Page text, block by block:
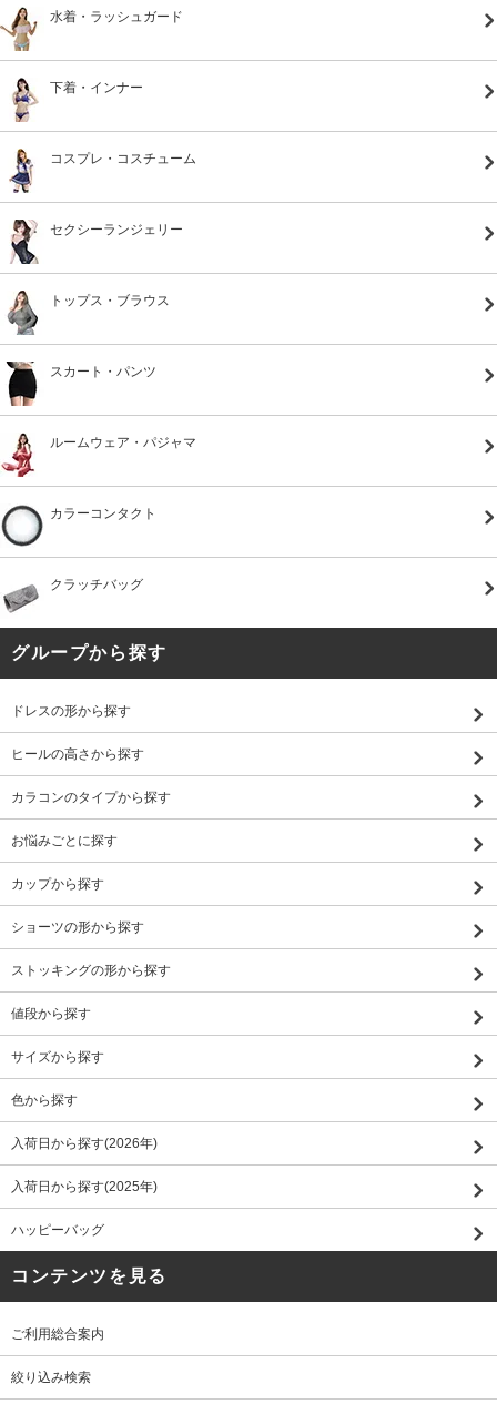
水着・ラッシュガード
下着・インナー
コスプレ・コスチューム
セクシーランジェリー
トップス・ブラウス
スカート・パンツ
ルームウェア・パジャマ
カラーコンタクト
クラッチバッグ
グループから探す
ドレスの形から探す
ヒールの高さから探す
カラコンのタイプから探す
お悩みごとに探す
カップから探す
ショーツの形から探す
ストッキングの形から探す
値段から探す
サイズから探す
色から探す
入荷日から探す(2026年)
入荷日から探す(2025年)
ハッピーバッグ
コンテンツを見る
ご利用総合案内
絞り込み検索